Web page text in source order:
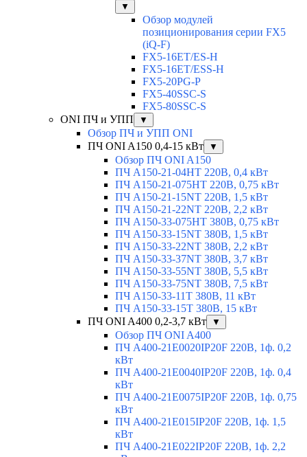
▼
Обзор модулей
позиционирования серии FX5
(iQ-F)
FX5-16ET/ES-H
FX5-16ET/ESS-H
FX5-20PG-P
FX5-40SSC-S
FX5-80SSC-S
ONI ПЧ и УПП
▼
Обзор ПЧ и УПП ONI
ПЧ ONI A150 0,4-15 кВт
▼
Обзор ПЧ ONI A150
ПЧ A150-21-04HT 220В, 0,4 кВт
ПЧ A150-21-075HT 220В, 0,75 кВт
ПЧ A150-21-15NT 220В, 1,5 кВт
ПЧ A150-21-22NT 220В, 2,2 кВт
ПЧ A150-33-075HT 380В, 0,75 кВт
ПЧ A150-33-15NT 380В, 1,5 кВт
ПЧ A150-33-22NT 380В, 2,2 кВт
ПЧ A150-33-37NT 380В, 3,7 кВт
ПЧ A150-33-55NT 380В, 5,5 кВт
ПЧ A150-33-75NT 380В, 7,5 кВт
ПЧ A150-33-11T 380В, 11 кВт
ПЧ A150-33-15T 380В, 15 кВт
ПЧ ONI A400 0,2-3,7 кВт
▼
Обзор ПЧ ONI A400
ПЧ A400-21E0020IP20F 220В, 1ф. 0,2
кВт
ПЧ A400-21E0040IP20F 220В, 1ф. 0,4
кВт
ПЧ A400-21E0075IP20F 220В, 1ф. 0,75
кВт
ПЧ A400-21E015IP20F 220В, 1ф. 1,5
кВт
ПЧ A400-21E022IP20F 220В, 1ф. 2,2